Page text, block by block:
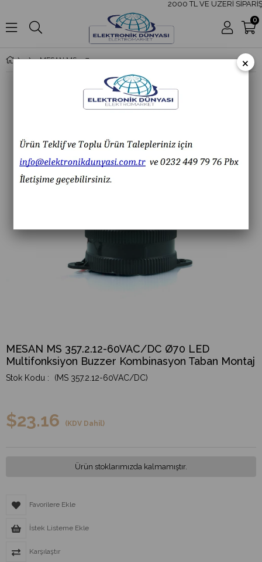
2000 TL VE ÜZERİ
0
MESAN MS 357.2.12-60VAC/DC Ø70 LED Multifonksiyon Buzzer Kombinasyon Taban Montaj
MESAN MS 357.2.12-60VAC/DC Ø70 LED
Multifonksiyon Buzzer Kombinasyon Taban Montaj
(MS 357.2.12-60VAC/DC)
$23.16 (KDV Dahil)
Ürün stoklarımızda kalmamıştır.
Favorilere Ekle
İstek Listeme Ekle
Karşılaştır
×